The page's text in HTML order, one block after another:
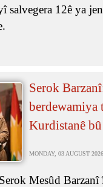
salvegera 12ê ya
Serok
berdewamiya
Kurdistanê bû
MONDAY, 03 AUGUST
Mesûd Barzanî